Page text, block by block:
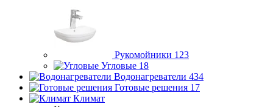
Рукомойники 123
Угловые 18
Водонагреватели 434
Готовые решения 17
Климат